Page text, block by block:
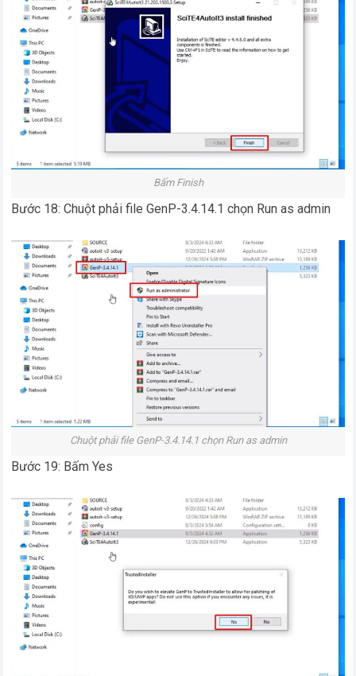
Bấm Finish
Bước 18: Chuột phải file GenP-3.4.14.1 chọn Run as admin
Chuột phải file GenP-3.4.14.1 chọn Run as admin
Bước 19: Bấm Yes